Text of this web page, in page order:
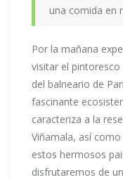
una comida en
Por la mañana
visitar el
del balneario de
fascinante
caracteriza a la
Viñamala, así
estos hermosos
disfrutaremos de